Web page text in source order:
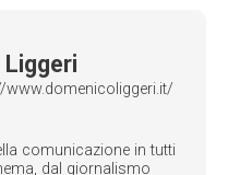
www.domenicoliggeri.it/
comunicazione in tutti
dal giornalismo